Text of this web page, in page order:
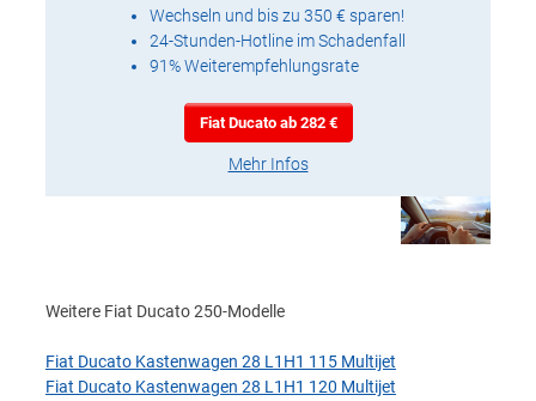
Wechseln und bis zu 350 € sparen!
24-Stunden-Hotline im Schadenfall
91% Weiterempfehlungsrate
Fiat Ducato ab 282 €
Mehr Infos
Weitere Fiat Ducato 250-Modelle
Fiat Ducato Kastenwagen 28 L1H1 115 Multijet
Fiat Ducato Kastenwagen 28 L1H1 120 Multijet